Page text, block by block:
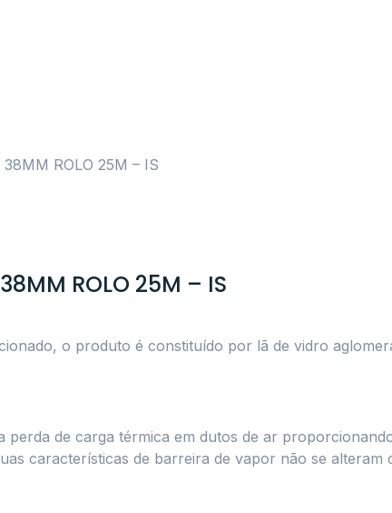
ROLO 25M – IS
38MM ROLO 25M – IS
o produto é constituído por lã de vidro
de carga térmica em dutos de ar
características de barreira de vapor não se alteram